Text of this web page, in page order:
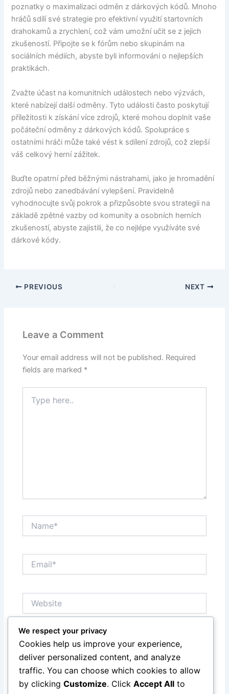
poznatky o maximalizaci odměn z dárkových kódů. Mnoho
hráčů sdílí své strategie pro efektivní využití startovních
drahokamů a zrychlení, což vám umožní učit se z jejich
zkušeností. Připojte se k fórům nebo skupinám na
sociálních médiích, abyste byli informováni o nejlepších
praktikách.
Zvažte účast na komunitních událostech nebo výzvách,
které nabízejí další odměny. Tyto události často poskytují
příležitosti k získání více zdrojů, které mohou doplnit vaše
počáteční odměny z dárkových kódů. Spolupráce s
ostatními hráči může také vést k sdílení zdrojů, což zlepší
váš celkový herní zážitek.
Buďte opatrní před běžnými nástrahami, jako je hromadění
zdrojů nebo zanedbávání vylepšení. Pravidelně
vyhodnocujte svůj pokrok a přizpůsobte svou strategii na
základě zpětné vazby od komunity a osobních herních
zkušeností, abyste zajistili, že co nejlépe využíváte své
dárkové kódy.
PREVIOUS NEXT
Leave a Comment
Your email address will not be published. Required
fields are marked *
here..
Save my name, email, and website in this browser
for the next time I comment.
We respect your privacy
Cookies help us improve your experience,
deliver personalized content, and analyze
traffic. You can choose which cookies to allow
by clicking Customize. Click Accept All to